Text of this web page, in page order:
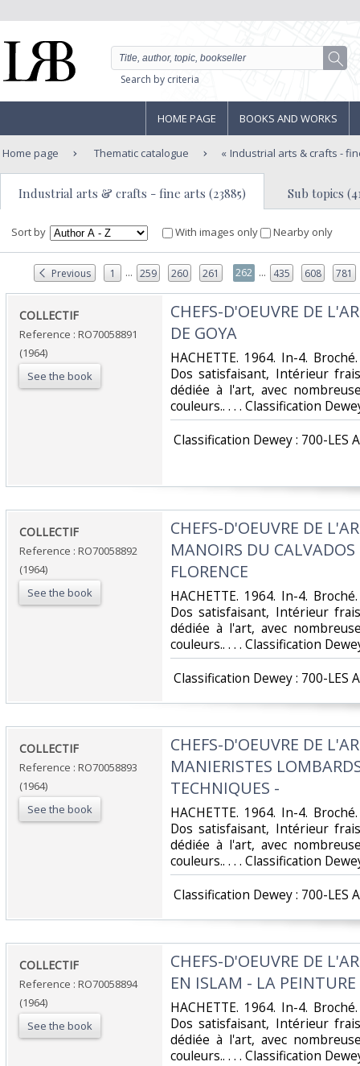
Search by criteria
HOME PAGE BOOKS AND WORKS
Home page Thematic catalogue Industrial arts & crafts -
Industrial arts & crafts - fine arts (23885) Sub topics
Sort by With images only Nearby only
Previous 1 ... 259 260 261 262 ... 435 608 781
‎COLLECTIF‎
Reference : RO70058891
(1964)
See the book
‎CHEFS-D'OEUVRE DE
DE GOYA‎
‎HACHETTE. 1964. In-4.
Dos satisfaisant, Intérieur
dédiée à l'art, avec
couleurs.. . . . Classification
Classification Dewey : 700-LES
‎COLLECTIF‎
Reference : RO70058892
(1964)
See the book
‎CHEFS-D'OEUVRE DE
MANOIRS DU
FLORENCE‎
‎HACHETTE. 1964. In-4.
Dos satisfaisant, Intérieur
dédiée à l'art, avec
couleurs.. . . . Classification
Classification Dewey : 700-LES
‎COLLECTIF‎
Reference : RO70058893
(1964)
See the book
‎CHEFS-D'OEUVRE DE
MANIERISTES
TECHNIQUES -‎
‎HACHETTE. 1964. In-4.
Dos satisfaisant, Intérieur
dédiée à l'art, avec
couleurs.. . . . Classification
Classification Dewey : 700-LES
‎COLLECTIF‎
Reference : RO70058894
(1964)
See the book
‎CHEFS-D'OEUVRE DE
EN ISLAM - LA PEINTURE
‎HACHETTE. 1964. In-4.
Dos satisfaisant, Intérieur
dédiée à l'art, avec
couleurs.. . . . Classification